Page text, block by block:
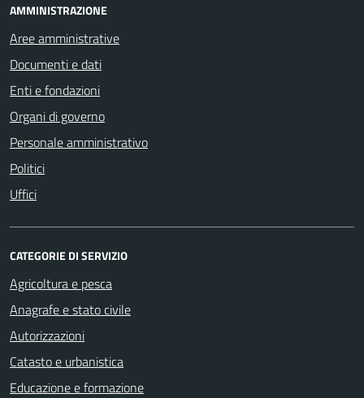
AMMINISTRAZIONE
Aree amministrative
Documenti e dati
Enti e fondazioni
Organi di governo
Personale amministrativo
Politici
Uffici
CATEGORIE DI SERVIZIO
Agricoltura e pesca
Anagrafe e stato civile
Autorizzazioni
Catasto e urbanistica
Educazione e formazione